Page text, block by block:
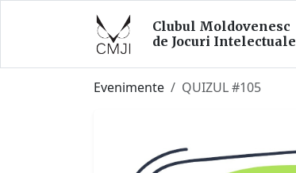
Clubul Moldovenesc
de Jocuri Intelectuale
Evenimente QUIZUL #105